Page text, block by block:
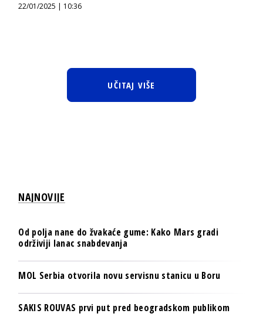
22/01/2025 | 10:36
UČITAJ VIŠE
NAJNOVIJE
Od polja nane do žvakaće gume: Kako Mars gradi
održiviji lanac snabdevanja
MOL Serbia otvorila novu servisnu stanicu u Boru
SAKIS ROUVAS prvi put pred beogradskom publikom